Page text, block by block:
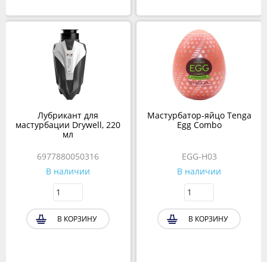
Лубрикант для
мастурбации Drywell, 220
мл
6977880050316
В наличии
В КОРЗИНУ
Мастурбатор-яйцо Tenga
Egg Combo
EGG-H03
В наличии
В КОРЗИНУ